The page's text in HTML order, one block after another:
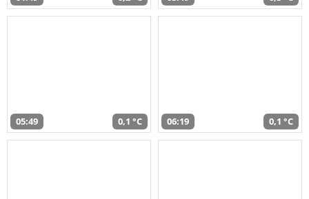
05:49 0,1 °C 06:19 0,1 °C